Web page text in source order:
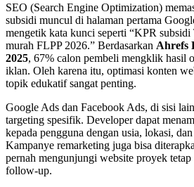
SEO (Search Engine Optimization)
subsidi muncul di halaman pertama
mengetik kata kunci seperti “KPR subsidi
murah FLPP 2026.” Berdasarkan Ahrefs
2025, 67% calon pembeli mengklik hasil
iklan. Oleh karena itu, optimasi konten
topik edukatif sangat penting.
Google Ads dan Facebook Ads, di sisi
targeting spesifik. Developer dapat
kepada pengguna dengan usia, lokasi,
Kampanye remarketing juga bisa
pernah mengunjungi website proyek
follow-up.